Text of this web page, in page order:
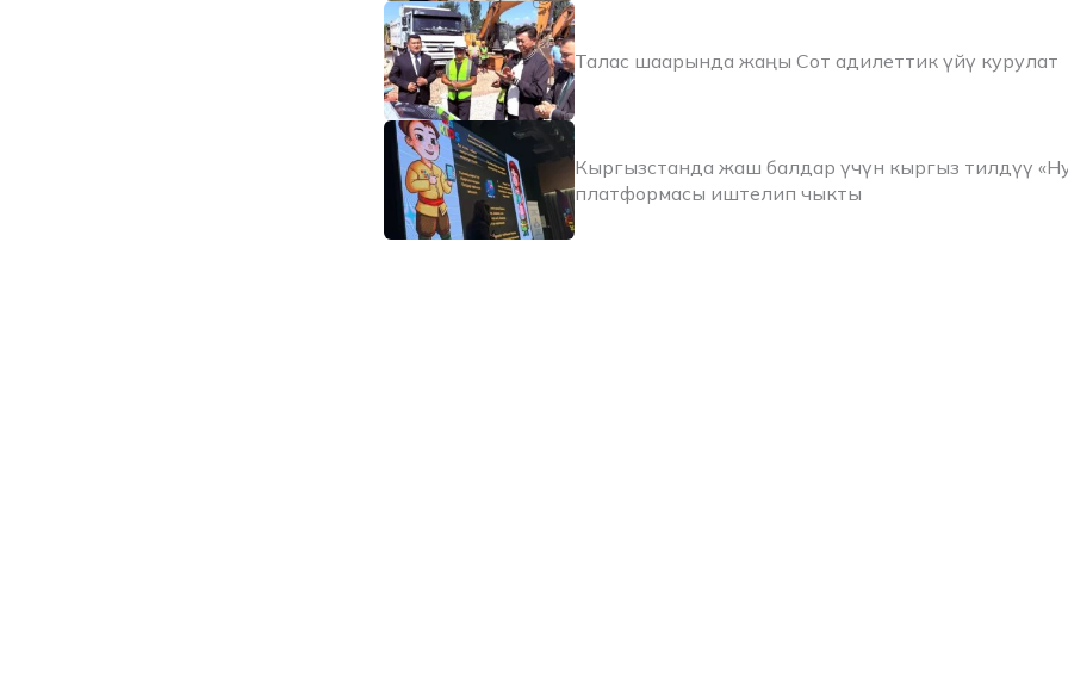
Талас шаарында жаңы Сот адилеттик үйү курулат
Кыргызстанда жаш балдар үчүн кыргыз тилдүү
платформасы иштелип чыкты